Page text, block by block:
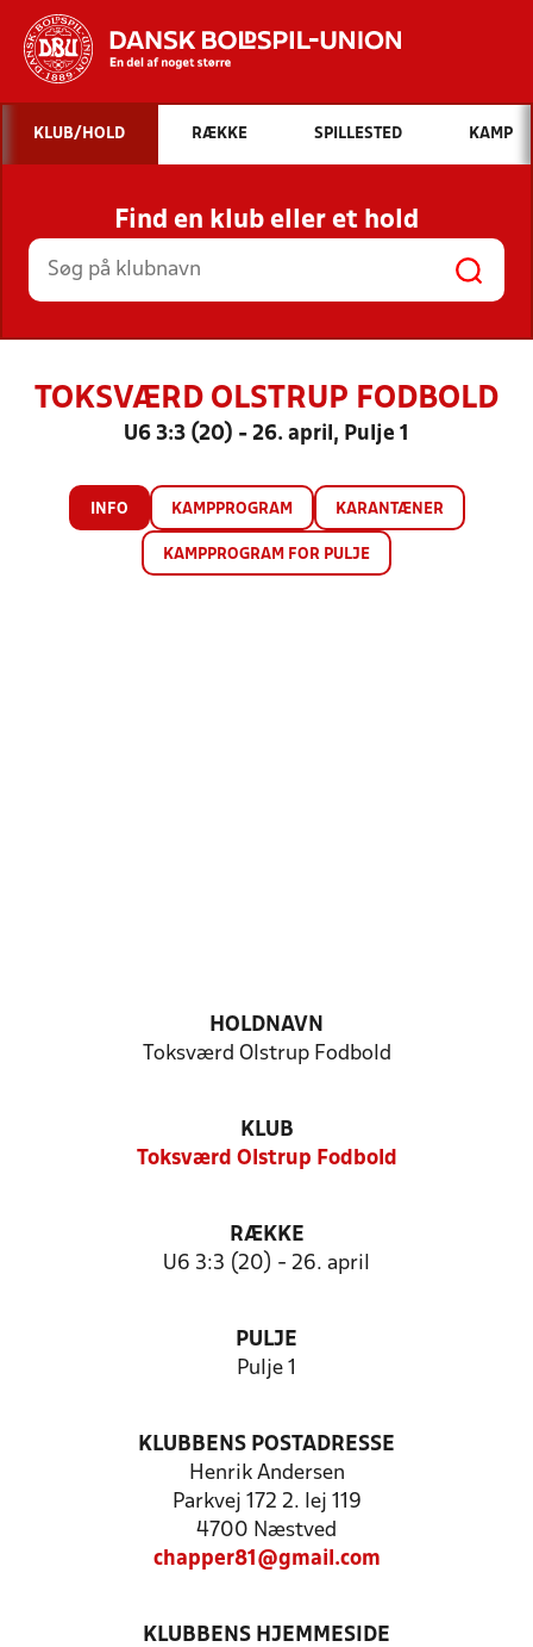
Hvad vil du søge efter?
INDHOLD OG NYHEDER
STILLINGER, RESULTATER, KLUBBER OG
HOLD
KLUB/HOLD RÆKKE SPILLESTED KAMP
Find en klub eller et hold
TOKSVÆRD OLSTRUP FODBOLD
U6 3:3 (20) - 26. april, Pulje 1
INFO KAMPPROGRAM KARANTÆNER
KAMPPROGRAM FOR PULJE
HOLDNAVN
Toksværd Olstrup Fodbold
KLUB
Toksværd Olstrup Fodbold
RÆKKE
U6 3:3 (20) - 26. april
PULJE
Pulje 1
KLUBBENS POSTADRESSE
Henrik Andersen
Parkvej 172 2. lej 119
4700 Næstved
chapper81@gmail.com
KLUBBENS HJEMMESIDE